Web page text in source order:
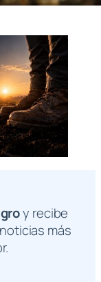
y recibe
más